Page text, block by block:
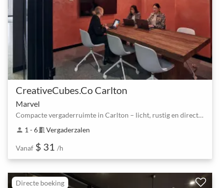
CreativeCubes.Co Carlton
Marvel
Compacte vergaderruimte in Carlton – licht, rustig en direct te boeken
person 1 - 6meeting_room Vergaderzalen
Vanaf $ 31 /h
Directe boeking